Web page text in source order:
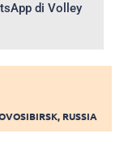
di Volley
, RUSSIA